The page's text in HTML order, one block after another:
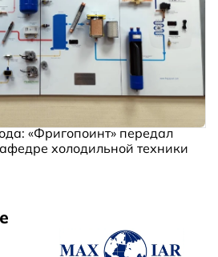
«Фригопоинт» передал
холодильной техники